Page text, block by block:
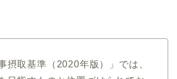
摂取基準（2020年版）」では、